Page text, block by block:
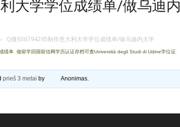
大学学位成绩单/做乌迪内
› Q微936794295制作意大利大学学位成绩单/做乌迪内大学
绩单 做留学回国留信网学历认证存档可查Università degli Studi di Udine学位证
prieš 3 metai by Anonimas.